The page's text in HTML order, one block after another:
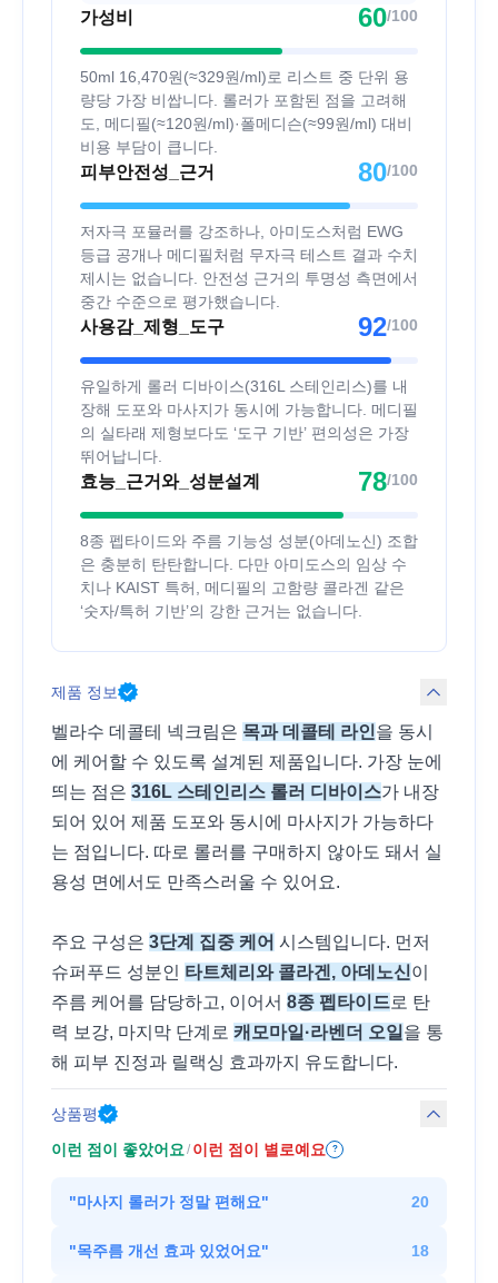
가성비 60/100
50ml 16,470원(≈329원/ml)로 리스트 중 단위 용
량당 가장 비쌉니다. 롤러가 포함된 점을 고려해
도, 메디필(≈120원/ml)·폴메디슨(≈99원/ml) 대비
비용 부담이 큽니다.
피부안전성_근거 80/100
저자극 포뮬러를 강조하나, 아미도스처럼 EWG
등급 공개나 메디필처럼 무자극 테스트 결과 수치
제시는 없습니다. 안전성 근거의 투명성 측면에서
중간 수준으로 평가했습니다.
사용감_제형_도구 92/100
유일하게 롤러 디바이스(316L 스테인리스)를 내
장해 도포와 마사지가 동시에 가능합니다. 메디필
의 실타래 제형보다도 ‘도구 기반’ 편의성은 가장
뛰어납니다.
효능_근거와_성분설계 78/100
8종 펩타이드와 주름 기능성 성분(아데노신) 조합
은 충분히 탄탄합니다. 다만 아미도스의 임상 수
치나 KAIST 특허, 메디필의 고함량 콜라겐 같은
‘숫자/특허 기반’의 강한 근거는 없습니다.
제품 정보
벨라수 데콜테 넥크림은 목과 데콜테 라인을 동시
에 케어할 수 있도록 설계된 제품입니다. 가장 눈에
띄는 점은 316L 스테인리스 롤러 디바이스가 내장
되어 있어 제품 도포와 동시에 마사지가 가능하다
는 점입니다. 따로 롤러를 구매하지 않아도 돼서 실
용성 면에서도 만족스러울 수 있어요.
주요 구성은 3단계 집중 케어 시스템입니다. 먼저
슈퍼푸드 성분인 타트체리와 콜라겐, 아데노신이
주름 케어를 담당하고, 이어서 8종 펩타이드로 탄
력 보강, 마지막 단계로 캐모마일·라벤더 오일 을 통
해 피부 진정과 릴랙싱 효과까지 유도합니다.
상품평
이런 점이 좋았어요 / 이런 점이 별로예요 ?
"마사지 롤러가 정말 편해요" 20
"목주름 개선 효과 있었어요" 18